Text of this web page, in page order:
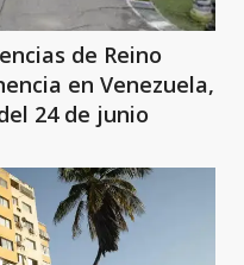
de Reino
en Venezuela,
24 de junio